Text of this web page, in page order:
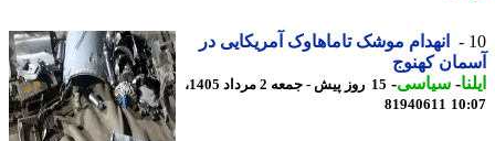
انهدام موشک تاماهاوک آمریکایی در
کهنوج
-سیاسی-
15 روز پیش - جمعه 2 مرداد 1405،
81940611